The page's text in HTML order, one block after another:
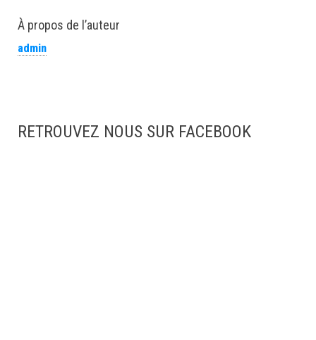
À propos de l’auteur
admin
RETROUVEZ NOUS SUR FACEBOOK